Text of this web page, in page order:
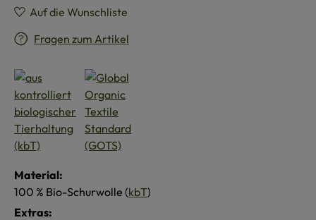
Auf die Wunschliste
Fragen zum Artikel
Material:
100 % Bio-Schurwolle (kbT)
Extras: